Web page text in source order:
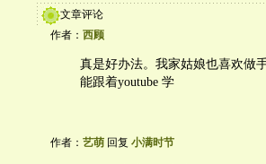
文章评论
作者： 西顾
真是好办法。我家姑娘也喜欢做
能跟着youtube 学
作者： 艺萌 回复 小满时节